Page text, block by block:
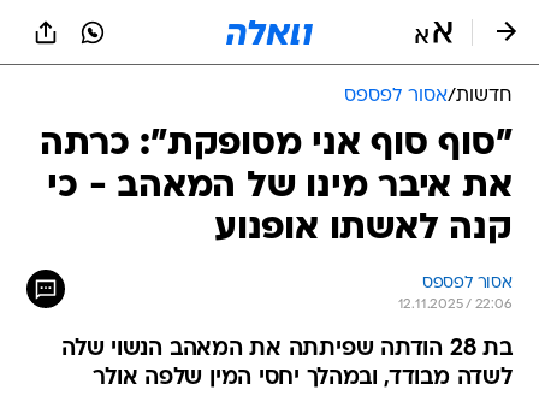
חדשות/אסור לפספס
"סוף סוף אני מסופקת": כרתה
את איבר מינו של המאהב - כי
קנה לאשתו אופנוע
אסור לפספס
12.11.2025 / 22:06
בת 28 הודתה שפיתתה את המאהב הנשוי שלה
לשדה מבודד, ובמהלך יחסי המין שלפה אולר